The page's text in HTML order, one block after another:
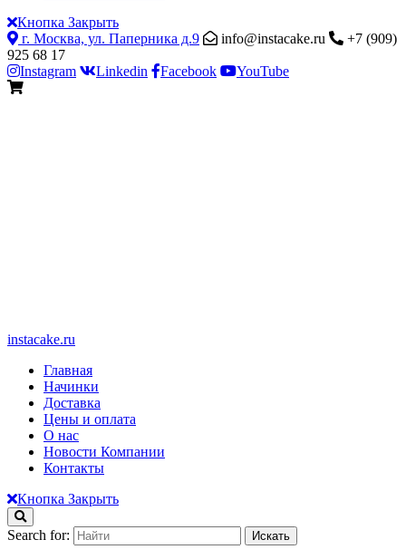
Кнопка Закрыть
г. Москва, ул. Паперника д.9
info@instacake.ru
+7 (909)
925 68 17
Instagram
Linkedin Facebook YouTube
instacake.ru
Главная
Начинки
Доставка
Цены и оплата
О нас
Новости Компании
Контакты
Кнопка Закрыть
Search for: